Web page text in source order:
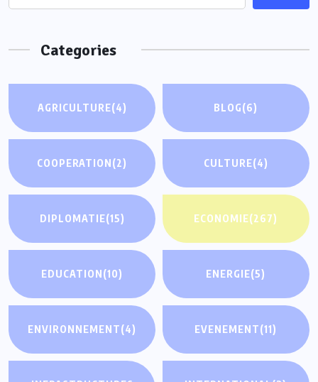
Categories
AGRICULTURE(4) BLOG(6)
COOPERATION(2) CULTURE(4)
DIPLOMATIE(15) ECONOMIE(267)
EDUCATION(10) ENERGIE(5)
ENVIRONNEMENT(4) EVENEMENT(11)